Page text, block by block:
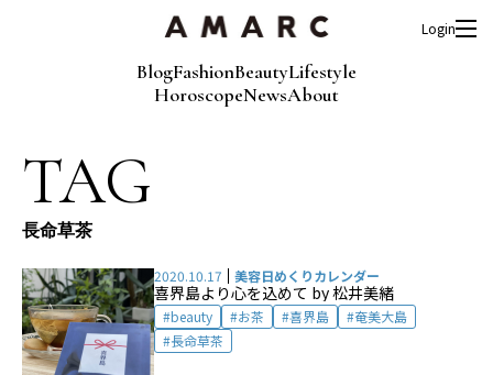
BlogFashionBeautyLifestyle
HoroscopeNewsAbout
Login
TAG
長命草茶
2020.10.17 美容日めくりカレンダー
喜界島より心を込めて by 松井美緒
beauty お茶 喜界島
奄美大島
長命草茶